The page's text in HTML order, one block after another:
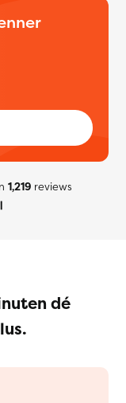
1,219reviews
dé